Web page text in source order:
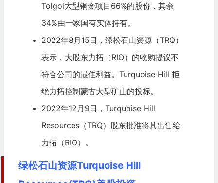
Tolgoi大型铜金项目66%的股份，其余
34%由一家国有实体持有。
2022年8月15日，绿松石山资源（TRQ）
表示，大股东力拓（RIO）的收购提议不
符合公司的最佳利益。Turquoise Hill 拒
绝力拓控制蒙古大型矿山的投标。
2022年12月9日，Turquoise Hill
Resources（TRQ）股东批准将其出售给
力拓 （RIO）。
绿松石山资源Turquoise Hill